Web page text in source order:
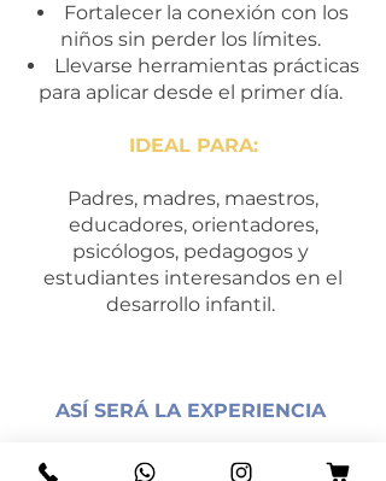
Fortalecer la conexión con los
niños sin perder los límites.
Llevarse herramientas prácticas
para aplicar desde el primer día.
IDEAL PARA:
Padres, madres, maestros,
educadores, orientadores,
psicólogos, pedagogos y
estudiantes interesandos en el
desarrollo infantil.
ASÍ SERÁ LA EXPERIENCIA
Taller presencial de 4 horas con